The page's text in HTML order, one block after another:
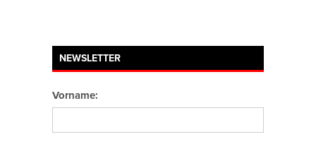
NEWSLETTER
Vorname: